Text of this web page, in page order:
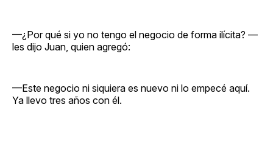
—¿Por qué si yo no tengo el negocio de forma ilícita? —
les dijo Juan, quien agregó:
—Este negocio ni siquiera es nuevo ni lo empecé aquí.
Ya llevo tres años con él.